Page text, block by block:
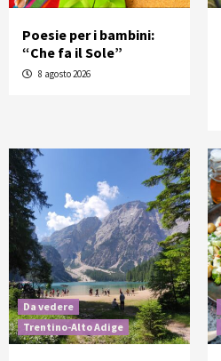
Poesie per i bambini:
“Che fa il Sole”
8 agosto 2026
Da vedere
Trentino-Alto Adige